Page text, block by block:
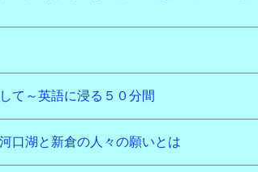
～英語に浸る５０分間
湖と新倉の人々の願いとは